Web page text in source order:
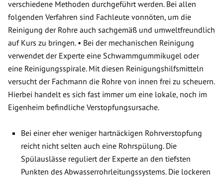
verschiedene Methoden durchgeführt werden. Bei allen
folgenden Verfahren sind Fachleute vonnöten, um die
Reinigung der Rohre auch sachgemäß und umweltfreundlich
auf Kurs zu bringen. • Bei der mechanischen Reinigung
verwendet der Experte eine Schwammgummikugel oder
eine Reinigungsspirale. Mit diesen Reinigungshilfsmitteln
versucht der Fachmann die Rohre von innen frei zu scheuern.
Hierbei handelt es sich fast immer um eine lokale, noch im
Eigenheim befindliche Verstopfungsursache.
Bei einer eher weniger hartnäckigen Rohrverstopfung
reicht nicht selten auch eine Rohrspülung. Die
Spülauslässe reguliert der Experte an den tiefsten
Punkten des Abwasserrohrleitungssystems. Die lockeren